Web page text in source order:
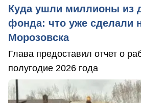
Куда ушли миллионы из
фонда: что уже сделали
Морозовска
Глава предоставил отчет о
полугодие 2026 года